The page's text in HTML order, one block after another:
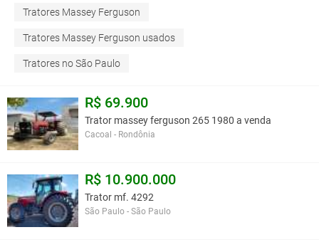
Tratores Massey Ferguson
Tratores Massey Ferguson usados
Tratores no São Paulo
R$ 69.900
Trator massey ferguson 265 1980 a venda
Cacoal - Rondônia
R$ 10.900.000
Trator mf. 4292
São Paulo - São Paulo